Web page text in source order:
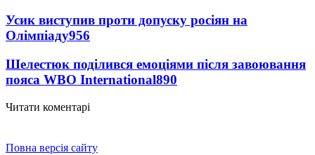
Усик виступив проти допуску росіян на
Олімпіаду956
Шелестюк поділився емоціями після завоювання
пояса WBO International890
Читати коментарі
Повна версія сайту